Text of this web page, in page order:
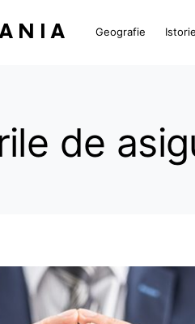
Geografie Istorie
de